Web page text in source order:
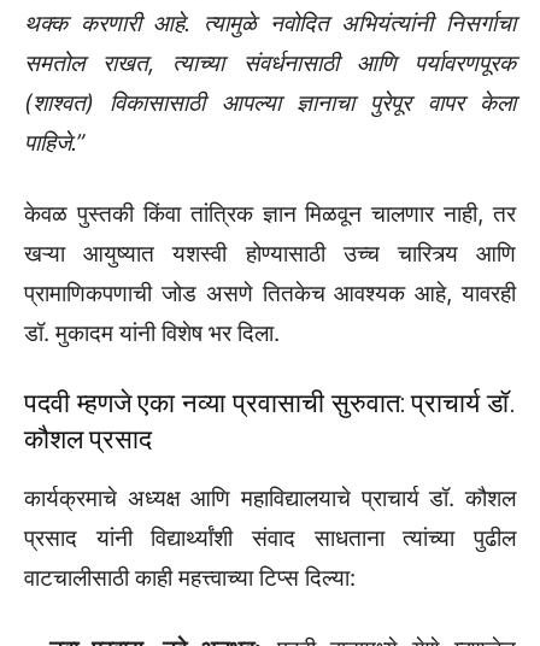
थक्क करणारी आहे. त्यामुळे नवोदित अभियंत्यांनी निसर्गाचा
समतोल राखत, त्याच्या संवर्धनासाठी आणि पर्यावरणपूरक
(शाश्वत) विकासासाठी आपल्या ज्ञानाचा पुरेपूर वापर केला
पाहिजे.”
केवळ पुस्तकी किंवा तांत्रिक ज्ञान मिळवून चालणार नाही, तर
खऱ्या आयुष्यात यशस्वी होण्यासाठी उच्च चारित्र्य आणि
प्रामाणिकपणाची जोड असणे तितकेच आवश्यक आहे, यावरही
डॉ. मुकादम यांनी विशेष भर दिला.
पदवी म्हणजे एका नव्या प्रवासाची सुरुवात: प्राचार्य डॉ.
कौशल प्रसाद
कार्यक्रमाचे अध्यक्ष आणि महाविद्यालयाचे प्राचार्य डॉ. कौशल
प्रसाद यांनी विद्यार्थ्यांशी संवाद साधताना त्यांच्या पुढील
वाटचालीसाठी काही महत्त्वाच्या टिप्स दिल्या: